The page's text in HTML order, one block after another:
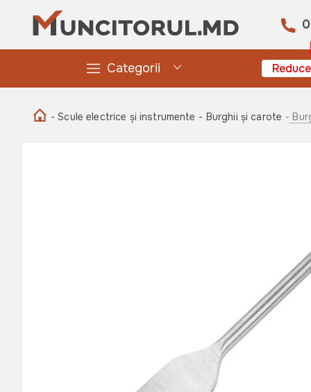
Categorii
- Scule electrice și instrumente - Burghii și carote -